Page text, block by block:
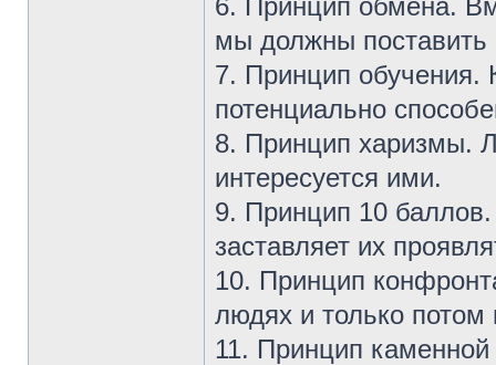
6. Принцип обмена.
мы должны поставить
7. Принцип обучения.
потенциально
8. Принцип харизмы.
интересуется ими.
9. Принцип 10
заставляет их
10. Принцип
людях и только
11. Принцип